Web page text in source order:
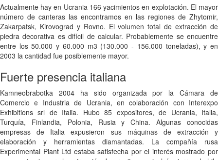
Actualmente hay en Ucrania 166 yacimientos en explotación. El mayor
número de canteras las encontramos en las regiones de Zhytomir,
Zakarpatsk, Kirovograd y Rovno. El volumen total de extracción de
piedra decorativa es difícil de calcular. Probablemente se encuentre
entre los 50.000 y 60.000 m3 (130.000 - 156.000 toneladas), y en
2003 la cantidad fue posiblemente mayor.
Fuerte presencia italiana
Kamneobrabotka 2004 ha sido organizada por la Cámara de
Comercio e Industria de Ucrania, en colaboración con Interexpo
Exhibitions srl de Italia. Hubo 85 expositores, de Ucrania, Italia,
Turquía, Finlandia, Polonia, Rusia y China. Algunas conocidas
empresas de Italia expusieron sus máquinas de extracción y
elaboración y herramientas diamantadas. La compañía rusa
Experimental Plant Ltd estaba satisfecha por el interés mostrado por